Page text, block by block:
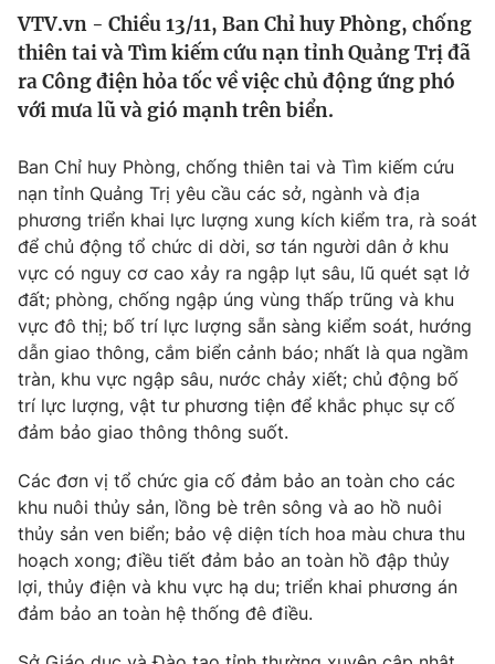
Thế giới
Tin tức
Câu chuyện quốc tế
Tài chính
Thị trường
Góc doanh nghiệp
Dữ liệu và đời sống
Truyền hình
Phim VTV
Hậu trường
Nhân vật
Khán giả
Giải sao mai
Giải trí
Điện ảnh
Âm nhạc
Đời sống
Du lịch
Làm đẹp
Chất lượng cuộc sống
Giáo dục
Tuyển sinh
Học trực tuyến
Công nghệ
Hitech Công nghệ tương lai
Sản phẩm
Giao lưu trực tuyến
VTV.vn - Chiều 13/11, Ban Chỉ huy Phòng, chống
thiên tai và Tìm kiếm cứu nạn tỉnh Quảng Trị đã
ra Công điện hỏa tốc về việc chủ động ứng phó
với mưa lũ và gió mạnh trên biển.
Ban Chỉ huy Phòng, chống thiên tai và Tìm kiếm cứu
nạn tỉnh Quảng Trị yêu cầu các sở, ngành và địa
phương triển khai lực lượng xung kích kiểm tra, rà soát
để chủ động tổ chức di dời, sơ tán người dân ở khu
vực có nguy cơ cao xảy ra ngập lụt sâu, lũ quét sạt lở
đất; phòng, chống ngập úng vùng thấp trũng và khu
vực đô thị; bố trí lực lượng sẵn sàng kiểm soát, hướng
dẫn giao thông, cắm biển cảnh báo; nhất là qua ngầm
tràn, khu vực ngập sâu, nước chảy xiết; chủ động bố
trí lực lượng, vật tư phương tiện để khắc phục sự cố
đảm bảo giao thông thông suốt.
Các đơn vị tổ chức gia cố đảm bảo an toàn cho các
khu nuôi thủy sản, lồng bè trên sông và ao hồ nuôi
thủy sản ven biển; bảo vệ diện tích hoa màu chưa thu
hoạch xong; điều tiết đảm bảo an toàn hồ đập thủy
lợi, thủy điện và khu vực hạ du; triển khai phương án
đảm bảo an toàn hệ thống đê điều.